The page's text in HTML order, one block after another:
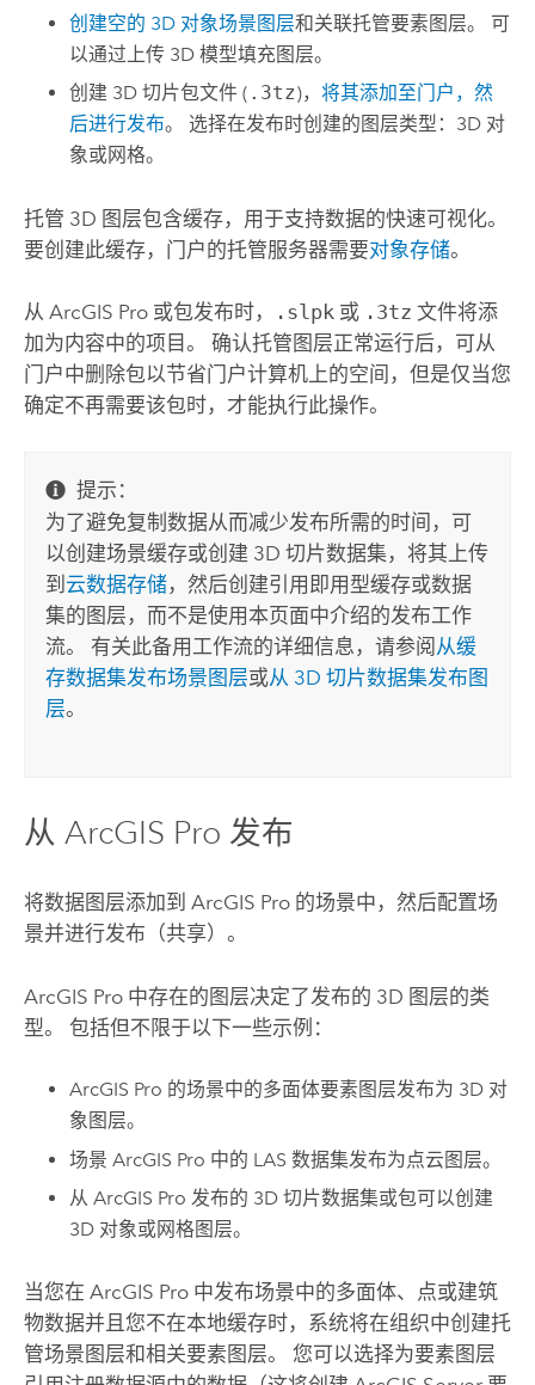
创建空的 3D 对象场景图层和关联托管要素图层。 可
以通过上传 3D 模型填充图层。
创建 3D 切片包文件 ( .3tz)，将其添加至门户，然
后进行发布。 选择在发布时创建的图层类型：3D 对
象或网格。
托管 3D 图层包含缓存，用于支持数据的快速可视化。
要创建此缓存，门户的托管服务器需要对象存储。
从 ArcGIS Pro或包发布时， .slpk或 .3tz 文件将添
加为内容中的项目。 确认托管图层正常运行后，可从
门户中删除包以节省门户计算机上的空间，但是仅当您
确定不再需要该包时，才能执行此操作。
提示：
为了避免复制数据从而减少发布所需的时间，可
以创建场景缓存或创建 3D 切片数据集，将其上传
到 云数据存储，然后创建引用即用型缓存或数据
集的图层，而不是使用本页面中介绍的发布工作
流。 有关此备用工作流的详细信息，请参阅从缓
存数据集发布场景图层或从 3D 切片数据集发布图
层。
从 ArcGIS Pro 发布
将数据图层添加到 ArcGIS Pro的场景中，然后配置场
景并进行发布（共享）。
ArcGIS Pro中存在的图层决定了发布的 3D 图层的类
型。 包括但不限于以下一些示例：
ArcGIS Pro 的场景中的多面体要素图层发布为 3D 对
象图层。
场景ArcGIS Pro 中的 LAS 数据集发布为点云图层。
从ArcGIS Pro 发布的 3D 切片数据集或包可以创建
3D 对象或网格图层。
当您在 ArcGIS Pro中发布场景中的多面体、点或建筑
物数据并且您不在本地缓存时，系统将在组织中创建托
管场景图层和相关要素图层。 您可以选择为要素图层